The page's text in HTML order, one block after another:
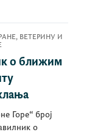
ВЕТЕРИНУ И
о ближим
Горе“ број
о